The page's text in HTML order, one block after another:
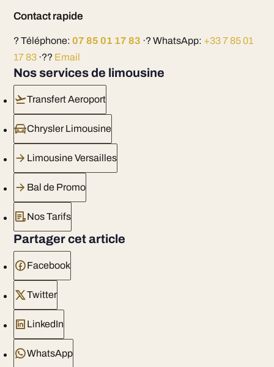
Contact rapide
? Téléphone: 07 85 01 17 83 ·? WhatsApp: +33 7 85 01
17 83·?? Email
Nos services de limousine
Transfert Aeroport
Chrysler Limousine
Limousine Versailles
Bal de Promo
Nos Tarifs
Partager cet article
Facebook
Twitter
LinkedIn
WhatsApp